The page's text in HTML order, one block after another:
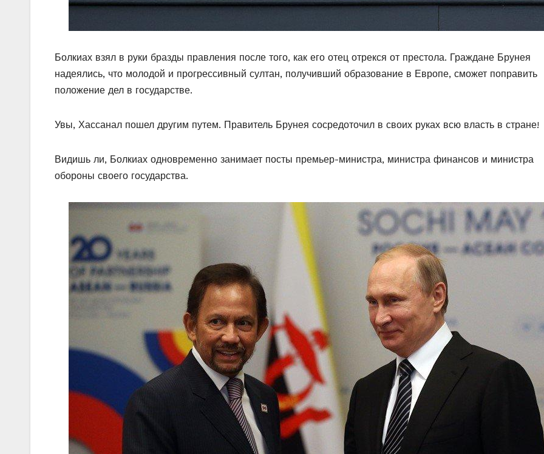
Болкиах взял в руки бразды правления после того, как его отец отрекся от престола. Граждане Брунея
надеялись, что молодой и прогрессивный султан, получивший образование в Европе, сможет поправить
положение дел в государстве.
Увы, Хассанал пошел другим путем. Правитель Брунея сосредоточил в своих руках всю власть в стране!
Видишь ли, Болкиах одновременно занимает посты премьер-министра, министра финансов и министра
обороны своего государства.